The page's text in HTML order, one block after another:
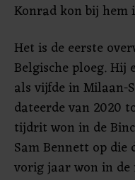
Konrad kon bij
Het is de eerste
Belgische ploeg. Hij
als vijfde in Milaan-
dateerde van 2020
tijdrit won in de
Sam Bennett op
vorig jaar won in de